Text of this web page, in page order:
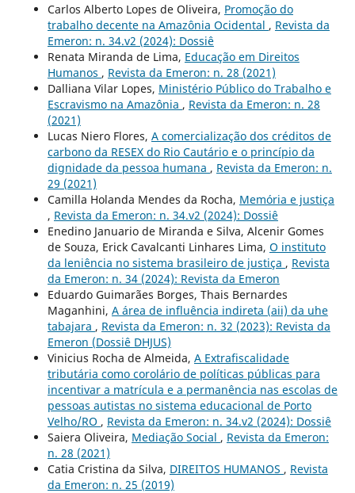
Carlos Alberto Lopes de Oliveira, Promoção do
trabalho decente na Amazônia Ocidental , Revista da
Emeron: n. 34.v2 (2024): Dossiê
Renata Miranda de Lima, Educação em Direitos
Humanos , Revista da Emeron: n. 28 (2021)
Dalliana Vilar Lopes, Ministério Público do Trabalho e
Escravismo na Amazônia , Revista da Emeron: n. 28
(2021)
Lucas Niero Flores, A comercialização dos créditos de
carbono da RESEX do Rio Cautário e o princípio da
dignidade da pessoa humana , Revista da Emeron: n.
29 (2021)
Camilla Holanda Mendes da Rocha, Memória e justiça
, Revista da Emeron: n. 34.v2 (2024): Dossiê
Enedino Januario de Miranda e Silva, Alcenir Gomes
de Souza, Erick Cavalcanti Linhares Lima, O instituto
da leniência no sistema brasileiro de justiça , Revista
da Emeron: n. 34 (2024): Revista da Emeron
Eduardo Guimarães Borges, Thais Bernardes
Maganhini, A área de influência indireta (aii) da uhe
tabajara , Revista da Emeron: n. 32 (2023): Revista da
Emeron (Dossiê DHJUS)
Vinicius Rocha de Almeida, A Extrafiscalidade
tributária como corolário de políticas públicas para
incentivar a matrícula e a permanência nas escolas de
pessoas autistas no sistema educacional de Porto
Velho/RO , Revista da Emeron: n. 34.v2 (2024): Dossiê
Saiera Oliveira, Mediação Social , Revista da Emeron:
n. 28 (2021)
Catia Cristina da Silva, DIREITOS HUMANOS , Revista
da Emeron: n. 25 (2019)